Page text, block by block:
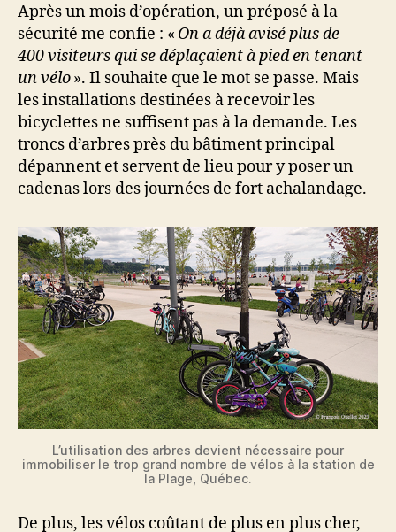
Après un mois d’opération, un préposé à la
sécurité me confie : « On a déjà avisé plus de
400 visiteurs qui se déplaçaient à pied en tenant
un vélo». Il souhaite que le mot se passe. Mais
les installations destinées à recevoir les
bicyclettes ne suffisent pas à la demande. Les
troncs d’arbres près du bâtiment principal
dépannent et servent de lieu pour y poser un
cadenas lors des journées de fort achalandage.
L’utilisation des arbres devient nécessaire pour
immobiliser le trop grand nombre de vélos à la station de
la Plage, Québec.
De plus, les vélos coûtant de plus en plus cher,